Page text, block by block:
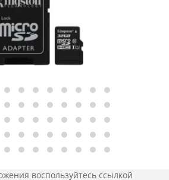
воспользуйтесь ссылкой